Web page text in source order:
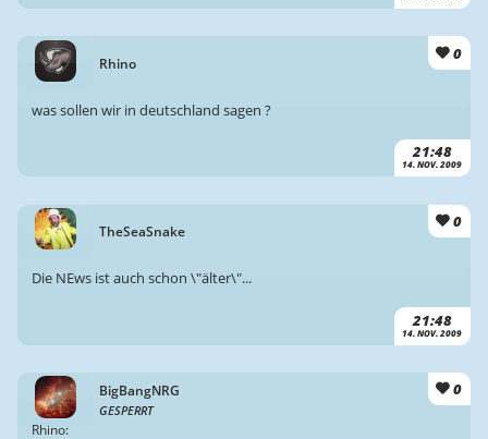
Rhino
0
21:48
14. NOV. 2009
was sollen wir in deutschland sagen ?
TheSeaSnake
0
21:48
14. NOV. 2009
Die NEws ist auch schon \"älter\"...
BigBangNRG
GESPERRT
0
Rhino: